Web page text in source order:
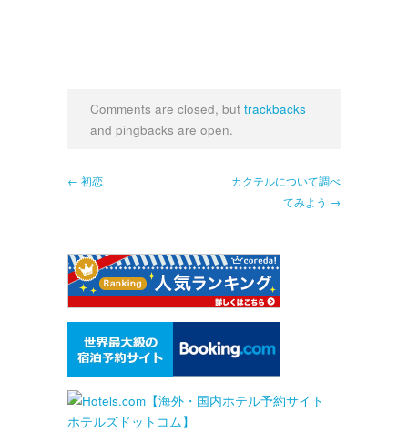
Comments are closed, but trackbacks
and pingbacks are open.
← 初恋
カクテルについて調べ
てみよう →